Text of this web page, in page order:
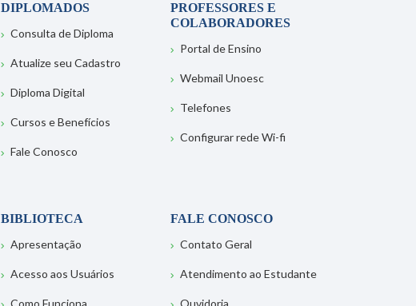
DIPLOMADOS
Consulta de Diploma
Atualize seu Cadastro
Diploma Digital
Cursos e Benefícios
Fale Conosco
PROFESSORES E
COLABORADORES
Portal de Ensino
Webmail Unoesc
Telefones
Configurar rede Wi-fi
BIBLIOTECA
Apresentação
Acesso aos Usuários
FALE CONOSCO
Contato Geral
Atendimento ao Estudante